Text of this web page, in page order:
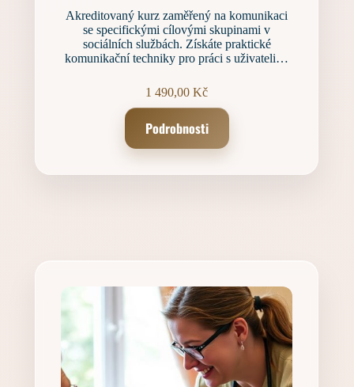
Akreditovaný kurz zaměřený na komunikaci
se specifickými cílovými skupinami v
sociálních službách. Získáte praktické
komunikační techniky pro práci s uživateli…
1 490,00Kč
Podrobnosti